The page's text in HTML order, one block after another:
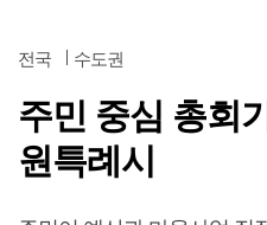
전국 수도권
주민 중심 총회
원특례시